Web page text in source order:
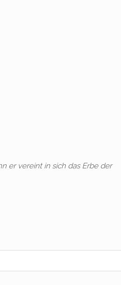
er vereint in sich das Erbe der